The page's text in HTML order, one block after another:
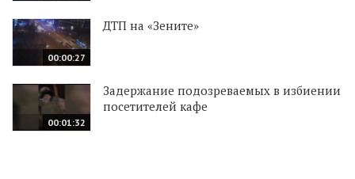
00:00:27
ДТП на «Зените»
00:01:32
Задержание подозреваемых в избиении
посетителей кафе